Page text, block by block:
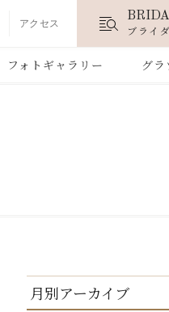
アクセス ブライ
フォトギャラリー グ
月別アーカイブ